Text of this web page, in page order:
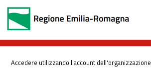
Accedere utilizzando l'account dell'organizzazione